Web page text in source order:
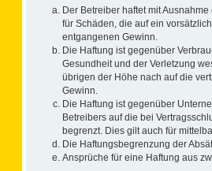
Der Betreiber haftet mit
für Schäden, die auf ein
entgangenen Gewinn.
Die Haftung ist gegenüber
Gesundheit und der Verletzung
übrigen der Höhe nach auf die
Gewinn.
Die Haftung ist gegenüber
Betreibers auf die bei
begrenzt. Dies gilt auch für
Die Haftungsbegrenzung der
Ansprüche für eine Haftung aus